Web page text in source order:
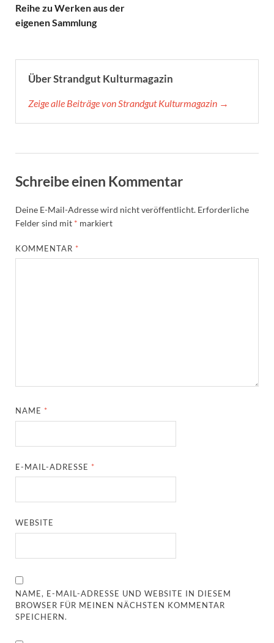
Reihe zu Werken aus der
eigenen Sammlung
Über Strandgut Kulturmagazin
Zeige alle Beiträge von Strandgut Kulturmagazin →
Schreibe einen Kommentar
Deine E-Mail-Adresse wird nicht veröffentlicht. Erforderliche
Felder sind mit * markiert
KOMMENTAR *
NAME *
E-MAIL-ADRESSE *
WEBSITE
NAME, E-MAIL-ADRESSE UND WEBSITE IN DIESEM
BROWSER FÜR MEINEN NÄCHSTEN KOMMENTAR
SPEICHERN.